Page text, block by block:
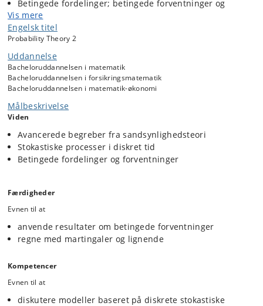
Betingede fordelinger; betingede forventninger og
uafhængighed
Filtreringer; tilpassede processer
Martingaler, submartingaler, and supermartingaler
Stoptider og relaterede begreber
Markov processer i diskret tid
Radon-Nikodyms teorem
Vis mere
Engelsk titel
Probability Theory 2
Uddannelse
Bacheloruddannelsen i matematik
Bacheloruddannelsen i forsikringsmatematik
Bacheloruddannelsen i matematik-økonomi
Målbeskrivelse
Viden
Avancerede begreber fra sandsynlighedsteori
Stokastiske processer i diskret tid
Betingede fordelinger og forventninger
Færdigheder
Evnen til at
anvende resultater om betingede forventninger
regne med martingaler og lignende
Kompetencer
Evnen til at
diskutere modeller baseret på diskrete stokastiske